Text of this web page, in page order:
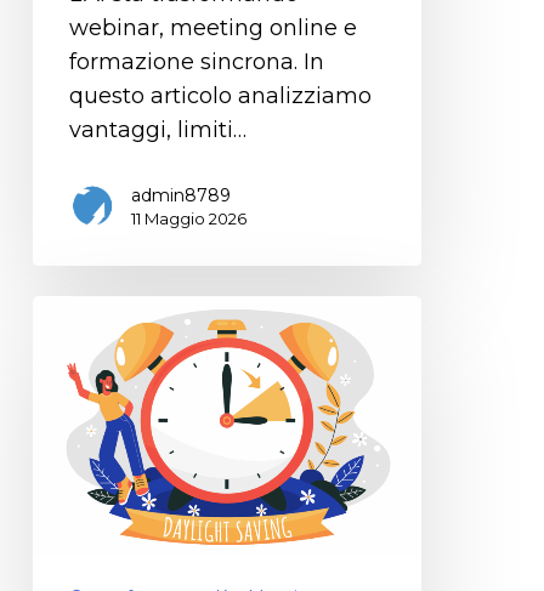
webinar, meeting online e
formazione sincrona. In
questo articolo analizziamo
vantaggi, limiti…
admin8789
11 Maggio 2026